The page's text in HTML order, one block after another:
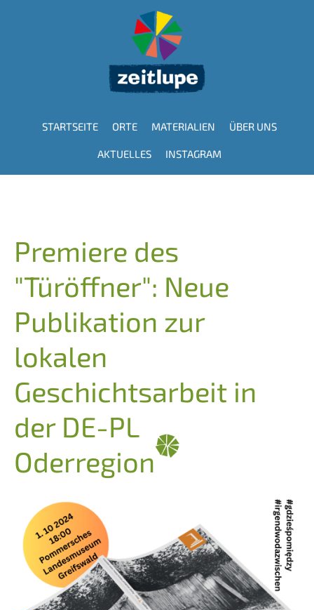
Hauptnavigation
STARTSEITE ORTE MATERIALIEN ÜBER UNS
AKTUELLES INSTAGRAM
Premiere des
"Türöffner": Neue
Publikation zur
lokalen
Geschichtsarbeit in
der DE-PL
Oderregion